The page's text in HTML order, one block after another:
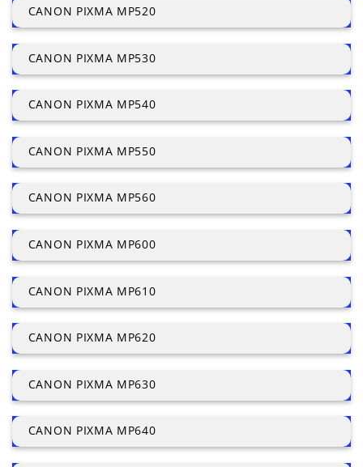
CANON PIXMA MP520
CANON PIXMA MP530
CANON PIXMA MP540
CANON PIXMA MP550
CANON PIXMA MP560
CANON PIXMA MP600
CANON PIXMA MP610
CANON PIXMA MP620
CANON PIXMA MP630
CANON PIXMA MP640